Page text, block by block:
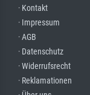
· Kontakt
· Impressum
· AGB
· Datenschutz
· Widerrufsrecht
· Reklamationen